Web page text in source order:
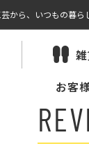
から、いつもの暮ら
お客